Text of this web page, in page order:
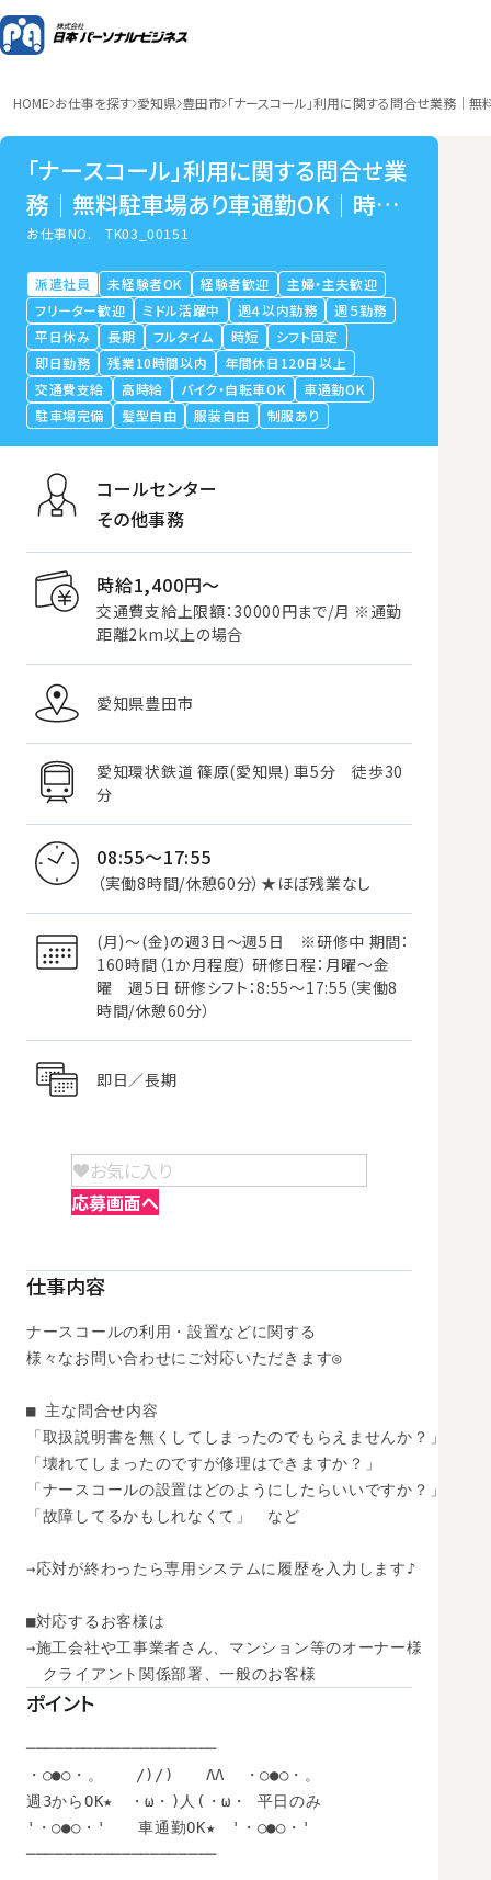
HOME お仕事を探す 愛知県 豊田市 「ナースコール」利用に関する問合せ業務｜
「ナースコール」利用に関する問合せ業
務｜無料駐車場あり車通勤OK｜時給
1400円～｜週3相談OK｜シャトルバス
あり
お仕事NO.TK03_00151
派遣社員 未経験者OK 経験者歓迎
主婦・主夫歓迎
フリーター歓迎
ミドル活躍中 週４以内勤務
週５勤務
平日休み
長期 フルタイム 時短
シフト固定
即日勤務
残業10時間以内
年間休日120日以上
交通費支給
高時給 バイク・自転車OK
車通勤OK
駐車場完備
髪型自由 服装自由 制服あり
コールセンター
その他事務
時給1,400円〜
交通費支給上限額：30000円まで/月 ※通勤
距離2km以上の場合
愛知県豊田市
愛知環状鉄道 篠原(愛知県) 車5分 徒歩30
分
08:55～17:55
（実働8時間/休憩60分）★ほぼ残業なし
(月)～(金)の週3日～週5日 ※研修中 期間：
160時間（1か月程度） 研修日程：月曜～金
曜 週5日 研修シフト：8:55～17:55（実働8
時間/休憩60分）
即日／長期
お気に入り
応募画面へ
仕事内容
ナースコールの利用・設置などに関する
様々なお問い合わせにご対応いただきます◎
■ 主な問合せ内容
「取扱説明書を無くしてしまったのでもらえませんか？」
「壊れてしまったのですが修理はできますか？」
「ナースコールの設置はどのようにしたらいいですか？」
「故障してるかもしれなくて」　など
→応対が終わったら専用システムに履歴を入力します♪
■対応するお客様は
→施工会社や工事業者さん、マンション等のオーナー様
クライアント関係部署、一般のお客様
ポイント
────────────────────
・○●○・。　　/)/)　　ΛΛ  ・○●○・。
週3からOK★　・ω・)人(・ω・ 平日のみ
'・○●○・'　　車通勤OK★　'・○●○・'
────────────────────